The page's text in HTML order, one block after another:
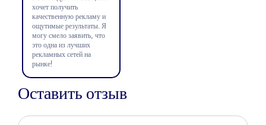
хочет получить
качественную рекламу и
ощутимые результаты. Я
могу смело заявить, что
это одна из лучших
рекламных сетей на
рынке!
Оставить отзыв